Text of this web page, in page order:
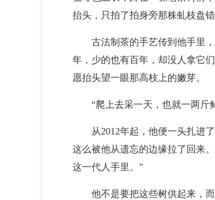
抬头，只拍了拍身旁那株虬枝盘
古法制茶的手艺传到他手里
年，少的也有百年，却没人拿它
愿抬头望一眼那高枝上的嫩芽。
“爬上去采一天，也就一两斤
从2012年起，他便一头扎进
这么被他从遗忘的边缘拉了回来
这一代人手里。”
他不是要把这些树供起来，